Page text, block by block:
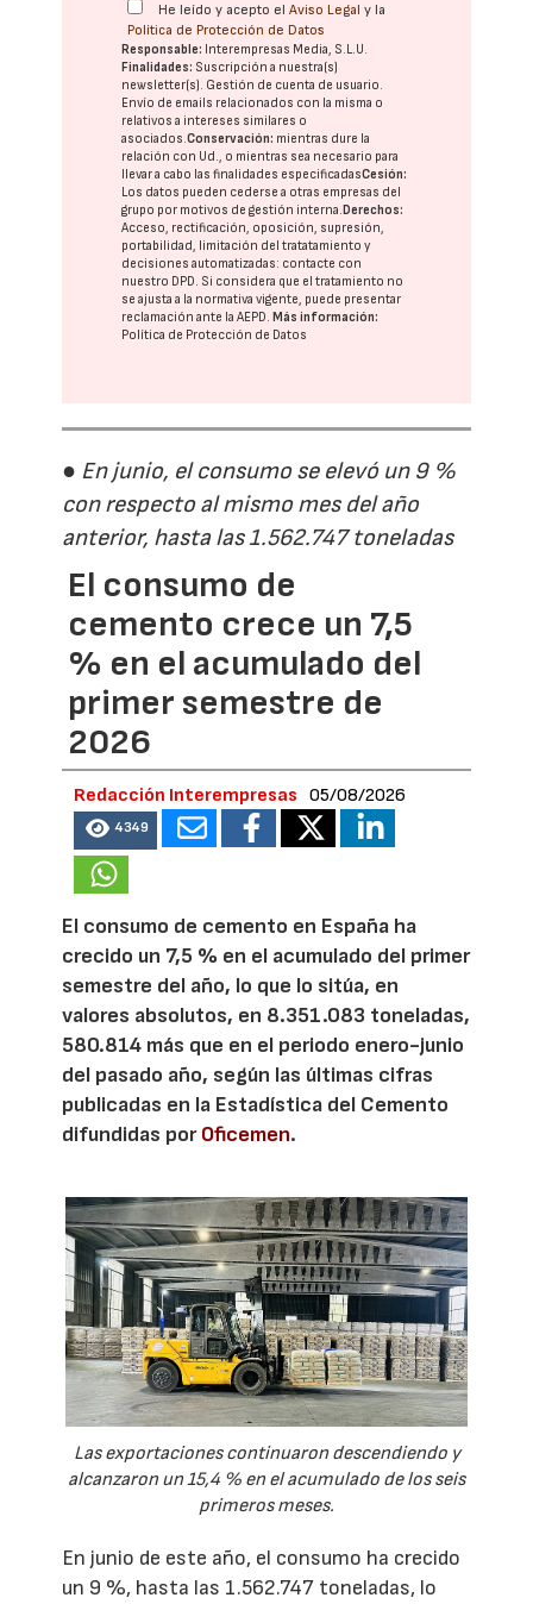
He leído y acepto elAviso Legal y la
Política de Protección de Datos
Responsable: Interempresas Media, S.L.U.
Finalidades: Suscripción a nuestra(s)
newsletter(s). Gestión de cuenta de usuario.
Envío de emails relacionados con la misma o
relativos a intereses similares o
asociados.Conservación: mientras dure la
relación con Ud., o mientras sea necesario para
llevar a cabo las finalidades especificadasCesión:
Los datos pueden cederse a otras empresas del
grupo por motivos de gestión interna. Derechos:
Acceso, rectificación, oposición, supresión,
portabilidad, limitación del tratatamiento y
decisiones automatizadas: contacte con
nuestro DPD. Si considera que el tratamiento no
se ajusta a la normativa vigente, puede presentar
reclamación ante laAEPD. Más información:
Política de Protección de Datos
● En junio, el consumo se elevó un 9 %
con respecto al mismo mes del año
anterior, hasta las 1.562.747 toneladas
El consumo de
cemento crece un 7,5
% en el acumulado del
primer semestre de
2026
Redacción Interempresas 05/08/2026
4349
El consumo de cemento en España ha
crecido un 7,5 % en el acumulado del primer
semestre del año, lo que lo sitúa, en
valores absolutos, en 8.351.083 toneladas,
580.814 más que en el periodo enero-junio
del pasado año, según las últimas cifras
publicadas en la Estadística del Cemento
difundidas porOficemen.
Las exportaciones continuaron descendiendo y
alcanzaron un 15,4 % en el acumulado de los seis
primeros meses.
En junio de este año, el consumo ha crecido
un 9 %, hasta las 1.562.747 toneladas, lo